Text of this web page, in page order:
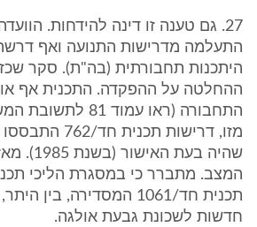
27. גם טענה זו דינה להידחות.
התעלמה מדרישות התנועה ואף
היתכנות תחבורתית (בה"ת). סקר
ההחלטה על ההפקדה. התכנית אף
מזו, דרישות
שהיה בעת
המצב. מתברר כי במסגרת הליכי
תכנית חד/1061 המסדירה,
חדשות לשכונת גבעת אולגה.